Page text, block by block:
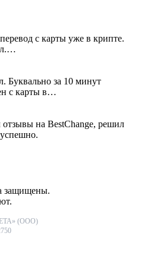
с карты уже в крипте.
Буквально за 10 минут
с карты в…
на BestChange, решил
защищены.
(ООО)